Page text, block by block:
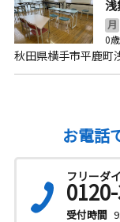
月
0
秋田県横手市平鹿町
お電話
フリーダ
受付時間